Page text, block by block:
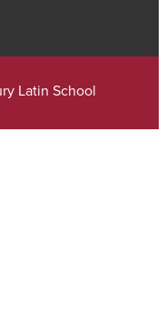
Latin School